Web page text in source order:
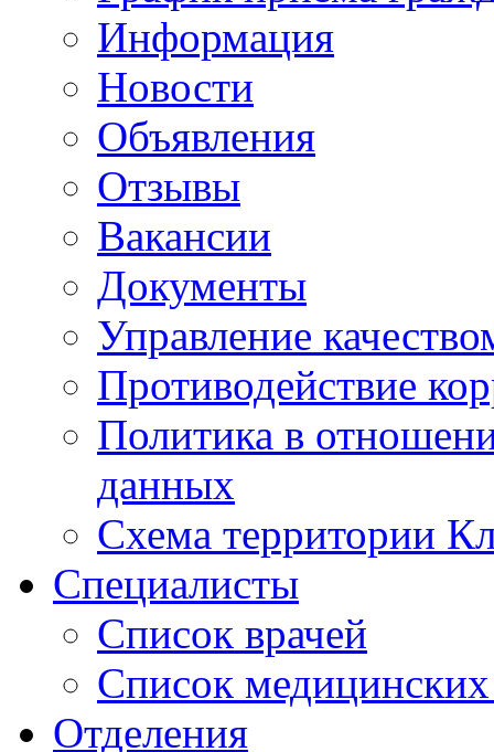
Информация
Новости
Объявления
Отзывы
Вакансии
Документы
Управление
Противодействие
Политика в
данных
Схема территории
Специалисты
Список врачей
Список медицинских
Отделения